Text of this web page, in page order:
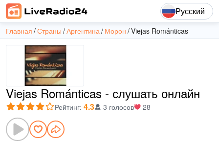
Русский
Главная Страны Аргентина Морон Viejas Románticas
Viejas Románticas - слушать онлайн
Рейтинг: 4.3 3 голосов 28